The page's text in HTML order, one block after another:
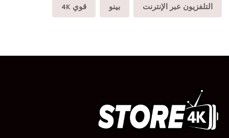
التلفزيون عبر الإنترنت بينو قوي 4K